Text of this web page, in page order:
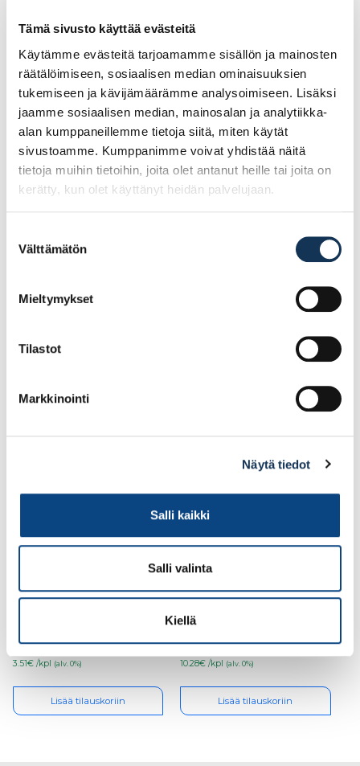
Tämä sivusto käyttää evästeitä
Käytämme evästeitä tarjoamamme sisällön ja mainosten
räätälöimiseen, sosiaalisen median ominaisuuksien
tukemiseen ja kävijämäärämme analysoimiseen. Lisäksi
jaamme sosiaalisen median, mainosalan ja analytiikka-
alan kumppaneillemme tietoja siitä, miten käytät
sivustoamme. Kumppanimme voivat yhdistää näitä
tietoja muihin tietoihin, joita olet antanut heille tai joita on
kerätty, kun olet käyttänyt heidän palvelujaan.
valinta
Välttämätön
Mieltymykset
Tilastot
Markkinointi
Näytä tiedot
Salli kaikki
Salli valinta
Kiellä
Tutustu myös
Guide 102 , koko 11
3.51€ /kpl (alv. 0%)
Lisää tilauskoriin
Guide 308
viiltosuojakäsineet,
10.28€ /kpl (alv. 0%)
Lisää tilauskoriin